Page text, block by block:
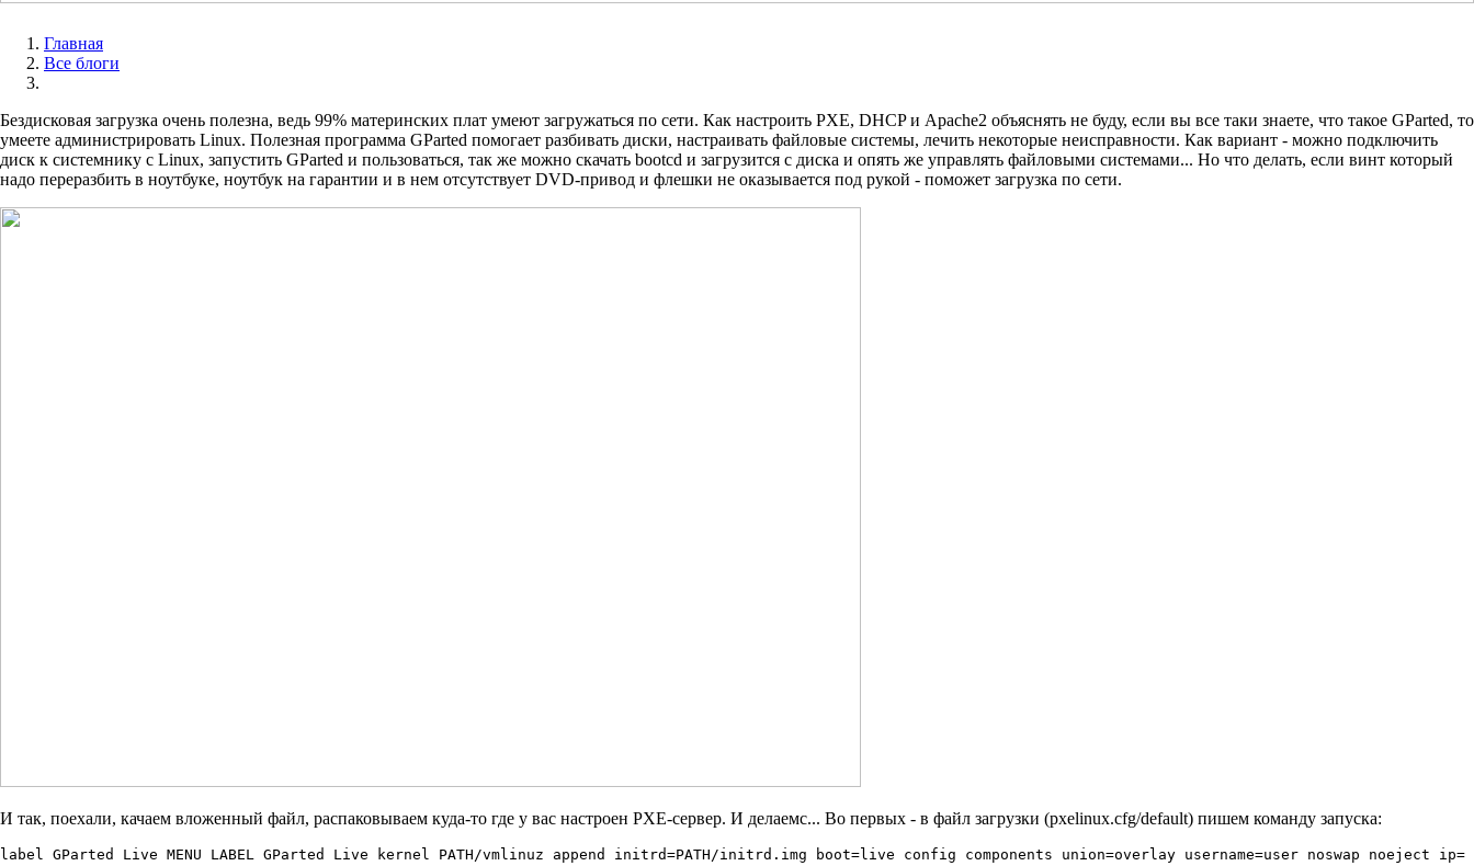
Главная
Все блоги
Бездисковая загрузка очень полезна, ведь 99% материнских плат умеют загружаться по сети. Как настроить PXE, DHCP и Apache2 объяснять не буду, если вы все таки знаете, что такое GParted, то
умеете администрировать Linux. Полезная программа GParted помогает разбивать диски, настраивать файловые системы, лечить некоторые неисправности. Как вариант - можно подключить
диск к системнику с Linux, запустить GParted и пользоваться, так же можно скачать bootcd и загрузится с диска и опять же управлять файловыми системами... Но что делать, если винт который
надо переразбить в ноутбуке, ноутбук на гарантии и в нем отсутствует DVD-привод и флешки не оказывается под рукой - поможет загрузка по сети.
И так, поехали, качаем вложенный файл, распаковываем куда-то где у вас настроен PXE-сервер. И делаемс... Во первых - в файл загрузки (pxelinux.cfg/default) пишем команду запуска:
label GParted Live MENU LABEL GParted Live kernel PATH/vmlinuz append initrd=PATH/initrd.img boot=live config components union=overlay username=user noswap noeject